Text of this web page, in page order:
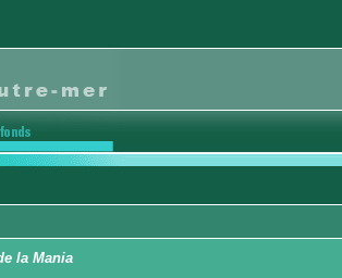
la Mania